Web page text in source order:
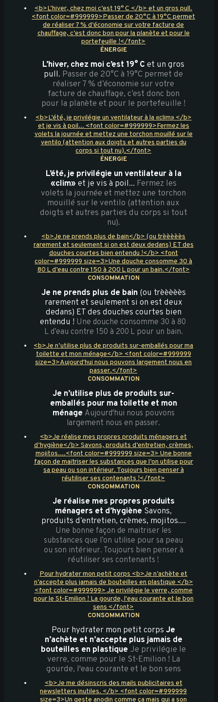
<b>L’hiver, chez moi c’est 19° C </b> et un gros pull.
<font color=#999999>Passer de 20°C à 19°C permet
de réaliser 7 % d’économie sur votre facture de
chauffage, c’est donc bon pour la planète et pour le
portefeuille !</font>
ÉNERGIE
L’hiver, chez moi c’est 19° Cet un gros
pull. Passer de 20°C à 19°C permet de
réaliser 7 % d’économie sur votre
facture de chauffage, c’est donc bon
pour la planète et pour le portefeuille !
<b>L’été, je privilégie un ventilateur à la «clim» </b>
et je vis à poil... <font color=#999999>Fermez les
volets la journée et mettez une torchon mouillé sur le
ventilo (attention aux doigts et autres parties du
corps si tout nu).</font>
ÉNERGIE
L’été, je privilégie un ventilateur à la
«clim» et je vis à poil... Fermez les
volets la journée et mettez une torchon
mouillé sur le ventilo (attention aux
doigts et autres parties du corps si tout
nu).
<b>Je ne prends plus de bain</b> (ou trèèèèès
rarement et seulement si on est deux dedans) ET des
douches courtes bien entendu !</b> <font
color=#999999 size=3>Une douche consomme 30 à
80 L d’eau contre 150 à 200 L pour un bain.</font>
CONSOMMATION
Je ne prends plus de bain(ou trèèèèès
rarement et seulement si on est deux
dedans) ET des douches courtes bien
entendu ! Une douche consomme 30 à 80
L d’eau contre 150 à 200 L pour un bain.
<b>Je n’utilise plus de produits sur-emballés pour ma
toilette et mon ménage</b> <font color=#999999
size=3>Aujourd'hui nous pouvons largement nous en
passer.</font>
CONSOMMATION
Je n’utilise plus de produits sur-
emballés pour ma toilette et mon
ménage Aujourd'hui nous pouvons
largement nous en passer.
<b>Je réalise mes propres produits ménagers et
d’hygiène</b> Savons, produits d’entretien, crèmes,
mojitos....<font color=#999999 size=3> Une bonne
façon de maitriser les substances que l’on utilise pour
sa peau ou son intérieur. Toujours bien penser à
réutiliser ses contenants !</font>
CONSOMMATION
Je réalise mes propres produits
ménagers et d’hygiène Savons,
produits d’entretien, crèmes, mojitos....
Une bonne façon de maitriser les
substances que l’on utilise pour sa peau
ou son intérieur. Toujours bien penser à
réutiliser ses contenants !
Pour hydrater mon petit corps <b>Je n’achète et
n’accepte plus jamais de bouteilles en plastique </b>
<font color=#999999> Je privilégie le verre, comme
pour le St-Emilion ! La gourde, l'eau courante et le bon
sens </font>
CONSOMMATION
Pour hydrater mon petit corpsJe
n’achète et n’accepte plus jamais de
bouteilles en plastique Je privilégie le
verre, comme pour le St-Emilion ! La
gourde, l'eau courante et le bon sens
<b>Je me désinscris des mails publicitaires et
newsletters inutiles. </b> <font color=#999999
size=3>Un geste anodin comme ça mais qui a son